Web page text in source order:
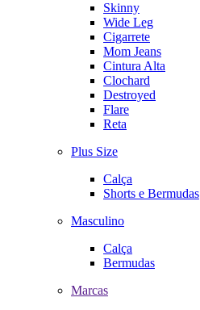
Skinny
Wide Leg
Cigarrete
Mom Jeans
Cintura Alta
Clochard
Destroyed
Flare
Reta
Plus Size
Calça
Shorts e Bermudas
Masculino
Calça
Bermudas
Marcas